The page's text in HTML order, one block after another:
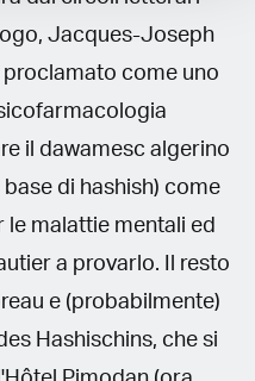
Jacques-Joseph
proclamato come uno
il dawamesc algerino
di hashish) come
malattie mentali ed
a provarlo. Il resto
e (probabilmente)
Hashischins, che si